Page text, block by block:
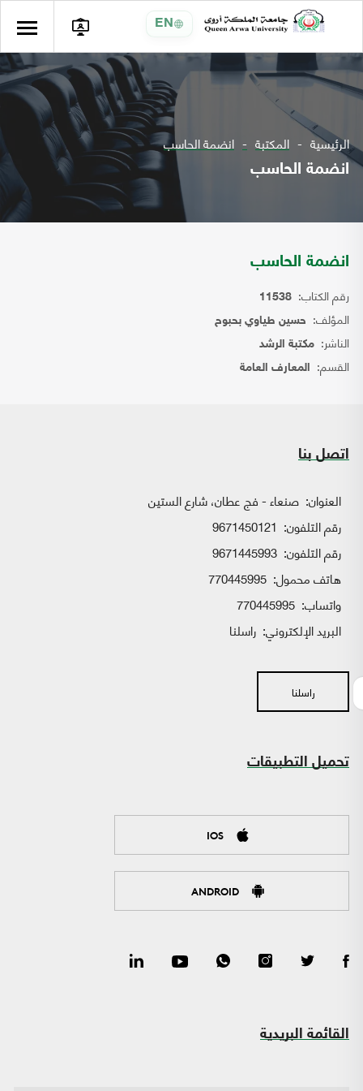
EN
الرئيسية المكتبة انضمة الحاسب
انضمة الحاسب
انضمة الحاسب
رقم الكتاب: 11538
المؤلف: حسين طياوي بحبوح
الناشر: مكتبة الرشد
القسم: المعارف العامة
اتصل بنا
العنوان: صنعاء - فج عطان، شارع الستين
رقم التلفون: 9671450121
رقم التلفون: 9671445993
هاتف محمول: 770445995
واتساب:
البريد الإلكتروني: راسلنا
راسلنا
تحميل التطبيقات
IOS
ANDROID
القائمة البريدية